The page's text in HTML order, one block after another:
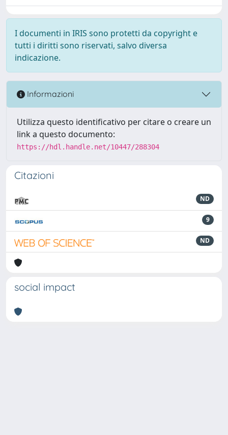
I documenti in IRIS sono protetti da copyright e
tutti i diritti sono riservati, salvo diversa
indicazione.
Informazioni
Utilizza questo identificativo per citare o creare un
link a questo documento:
https://hdl.handle.net/10447/288304
Citazioni
ND
9
ND
social impact